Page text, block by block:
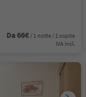
Da 66€ / 1 notte / 1 ospite
IVA incl.